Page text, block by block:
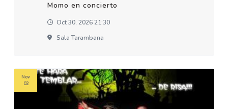
Momo en concierto
Oct 30, 2026 21:30
Sala Tarambana
Nov
02